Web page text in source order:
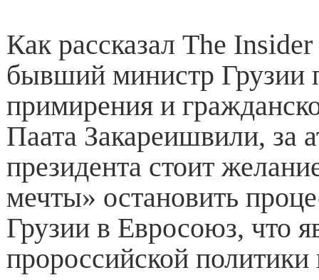
Как рассказал The
бывший министр Грузии
примирения и
Паата Закареишвили, за
президента стоит
мечты» остановить
Грузии в Евросоюз, что
пророссийской